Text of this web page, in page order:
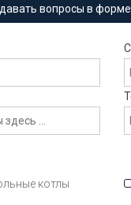
вопросы в
котлы